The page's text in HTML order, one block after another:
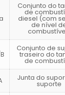
Conjunto do
de
diesel (com
de nível
Conjunto de
traseiro do
de
Junta do
suporte